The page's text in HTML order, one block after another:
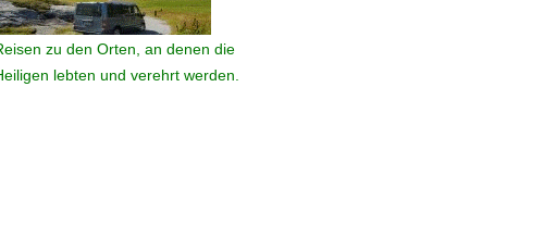
zu den Orten, an denen die
lebten und verehrt werden.